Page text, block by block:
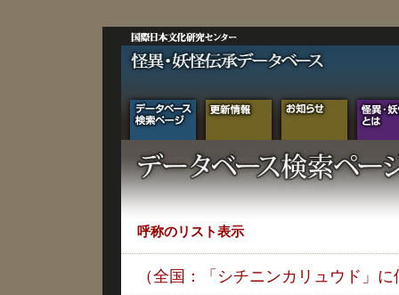
呼称のリスト表示
（全国：「シチニンカリュウド」